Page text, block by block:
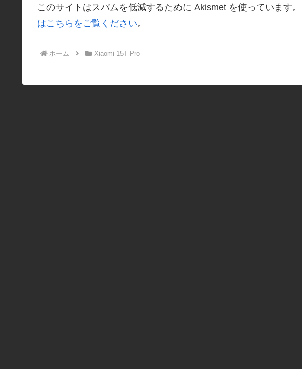
このサイトはスパムを低減するために Akismet を使っています。
はこちらをご覧ください。
ホーム Xiaomi 15T Pro